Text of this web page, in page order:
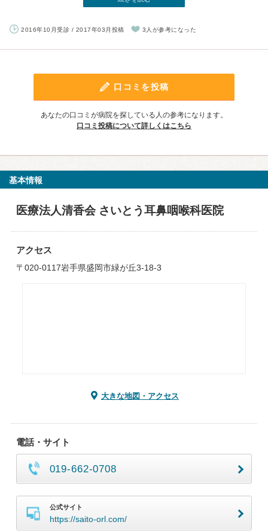
2016年10月受診 / 2017年03月投稿 3人が参考になった
口コミを投稿
あなたの口コミが病院を探している人の参考になります。
口コミ投稿について詳しくはこちら
基本情報
医療法人清香会 さいとう耳鼻咽喉科医院
アクセス
〒020-0117岩手県盛岡市緑が丘3-18-3
大きな地図・アクセス
電話・サイト
019-662-0708
公式サイト
https://saito-orl.com/